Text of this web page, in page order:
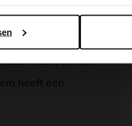
met gouden
is gemaakt van
heeft elk item
heeft een